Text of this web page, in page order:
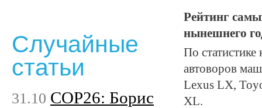
Рейтинг
нынешнего
По
автоворов
Lexus LX,
XL.
Случайные
статьи
31.10 COP26: Борис